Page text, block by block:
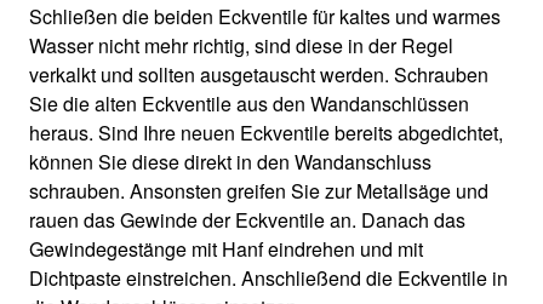
Schließen die beiden Eckventile für kaltes und warmes
Wasser nicht mehr richtig, sind diese in der Regel
verkalkt und sollten ausgetauscht werden. Schrauben
Sie die alten Eckventile aus den Wandanschlüssen
heraus. Sind Ihre neuen Eckventile bereits abgedichtet,
können Sie diese direkt in den Wandanschluss
schrauben. Ansonsten greifen Sie zur Metallsäge und
rauen das Gewinde der Eckventile an. Danach das
Gewindegestänge mit Hanf eindrehen und mit
Dichtpaste einstreichen. Anschließend die Eckventile in